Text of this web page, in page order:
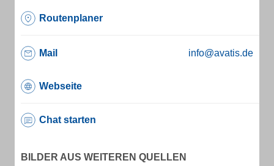
Routenplaner
Mail info@avatis.de
Webseite
Chat starten
BILDER AUS WEITEREN QUELLEN